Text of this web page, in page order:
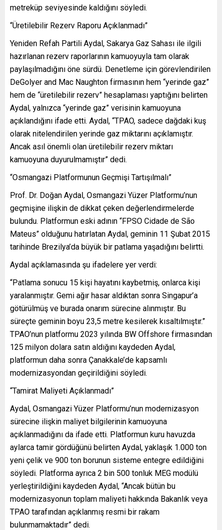
metreküp seviyesinde kaldığını söyledi.
“Üretilebilir Rezerv Raporu Açıklanmadı”
Yeniden Refah Partili Aydal, Sakarya Gaz Sahası ile ilgili
hazırlanan rezerv raporlarının kamuoyuyla tam olarak
paylaşılmadığını öne sürdü. Denetleme için görevlendirilen
DeGolyer and Mac Naughton firmasının hem “yerinde gaz”
hem de “üretilebilir rezerv” hesaplaması yaptığını belirten
Aydal, yalnızca “yerinde gaz” verisinin kamuoyuna
açıklandığını ifade etti. Aydal, “TPAO, sadece dağdaki kuş
olarak nitelendirilen yerinde gaz miktarını açıklamıştır.
Ancak asıl önemli olan üretilebilir rezerv miktarı
kamuoyuna duyurulmamıştır” dedi.
“Osmangazi Platformunun Geçmişi Tartışılmalı”
Prof. Dr. Doğan Aydal, Osmangazi Yüzer Platformu’nun
geçmişine ilişkin de dikkat çeken değerlendirmelerde
bulundu. Platformun eski adının “FPSO Cidade de São
Mateus” olduğunu hatırlatan Aydal, geminin 11 Şubat 2015
tarihinde Brezilya’da büyük bir patlama yaşadığını belirtti.
Aydal açıklamasında şu ifadelere yer verdi:
“Patlama sonucu 15 kişi hayatını kaybetmiş, onlarca kişi
yaralanmıştır. Gemi ağır hasar aldıktan sonra Singapur’a
götürülmüş ve burada onarım sürecine alınmıştır. Bu
süreçte geminin boyu 23,5 metre kesilerek kısaltılmıştır.”
TPAO’nun platformu 2023 yılında BW Offshore firmasından
125 milyon dolara satın aldığını kaydeden Aydal,
platformun daha sonra Çanakkale’de kapsamlı
modernizasyondan geçirildiğini söyledi.
“Tamirat Maliyeti Açıklanmadı”
Aydal, Osmangazi Yüzer Platformu’nun modernizasyon
sürecine ilişkin maliyet bilgilerinin kamuoyuna
açıklanmadığını da ifade etti. Platformun kuru havuzda
aylarca tamir gördüğünü belirten Aydal, yaklaşık 1.000 ton
yeni çelik ve 900 ton borunun sisteme entegre edildiğini
söyledi. Platforma ayrıca 2 bin 500 tonluk MEG modülü
yerleştirildiğini kaydeden Aydal, “Ancak bütün bu
modernizasyonun toplam maliyeti hakkında Bakanlık veya
TPAO tarafından açıklanmış resmi bir rakam
bulunmamaktadır” dedi.